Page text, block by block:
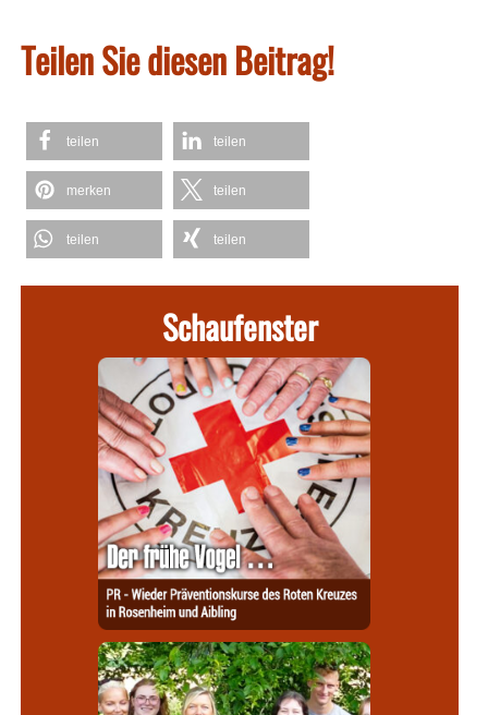
Teilen Sie diesen Beitrag!
teilen teilen
merken teilen
teilen teilen
Schaufenster